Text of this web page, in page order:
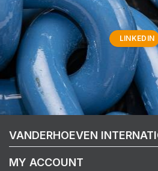
LINKEDIN
VANDERHOEVEN
MY ACCOUNT